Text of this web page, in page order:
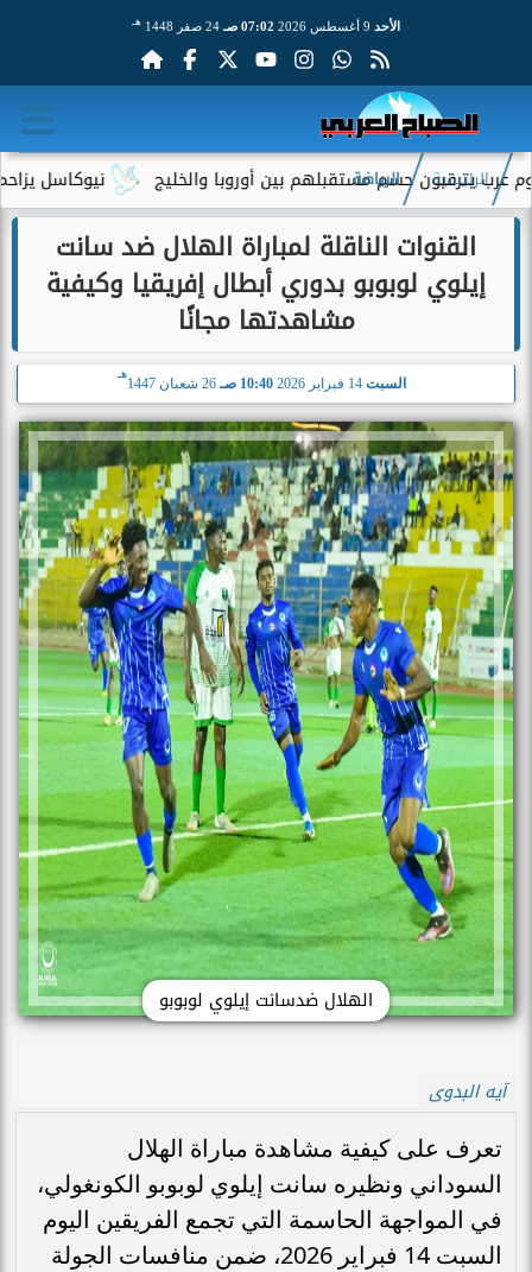
الأحد 07:02 صـ 24 صفر 1448 هـ
نيوكاسل يزاحم الرئيسية الرياضة
القنوات الناقلة لمباراة الهلال ضد سانت
إيلوي لوبوبو بدوري أبطال إفريقيا وكيفية
مشاهدتها مجانًا
السبت 14 فبراير 2026 10:40 صـ 26 شعبان 1447
هـ
الهلال ضدسانت إيلوي لوبوبو
آيه البدوى
تعرف على كيفية مشاهدة مباراة الهلال
السوداني ونظيره سانت إيلوي لوبوبو الكونغولي،
في المواجهة الحاسمة التي تجمع الفريقين اليوم
السبت 14 فبراير 2026، ضمن منافسات الجولة